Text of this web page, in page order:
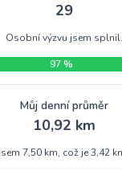
29
Osobní výzvu jsem splnil.
97 %
Můj denní průměr
10,92 km
7,50 km, což je 3,42